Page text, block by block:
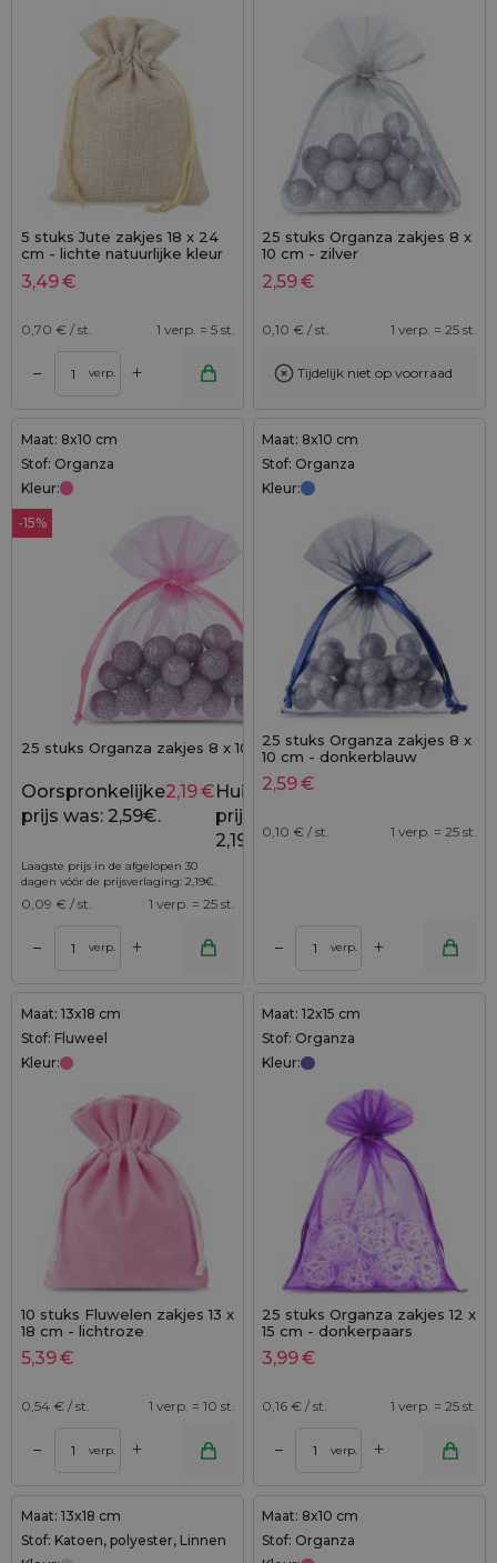
5 stuks Jute zakjes 18 x 24
cm - lichte natuurlijke kleur
3,49€
0,70 € / st. 1 verp. = 5 st.
– verp. +
25 stuks Organza zakjes 8 x
10 cm - zilver
2,59€
0,10 € / st. 1 verp. = 25 st.
Tijdelijk niet op voorraad
Maat: 8x10 cm
Stof: Organza
Kleur:
-15%
25 stuks Organza zakjes 8 x 10 cm - roze
2,59
Oorspronkelijke
prijs was: 2,59€.
2,19€Huidige
prijs is:
2,19€.
Laagste prijs in de afgelopen 30
dagen vóór de prijsverlaging: 2,19€.
0,09 € / st. 1 verp. = 25 st.
– verp. +
Maat: 8x10 cm
Stof: Organza
Kleur:
25 stuks Organza zakjes 8 x
10 cm - donkerblauw
2,59€
0,10 € / st. 1 verp. = 25 st.
– verp. +
Maat: 13x18 cm
Stof: Fluweel
Kleur:
10 stuks Fluwelen zakjes 13 x
18 cm - lichtroze
5,39€
0,54 € / st. 1 verp. = 10 st.
– verp. +
Maat: 12x15 cm
Stof: Organza
Kleur:
25 stuks Organza zakjes 12 x
15 cm - donkerpaars
3,99€
0,16 € / st. 1 verp. = 25 st.
– verp. +
Maat: 13x18 cm
Stof: Katoen, polyester, Linnen
Maat: 8x10 cm
Stof: Organza